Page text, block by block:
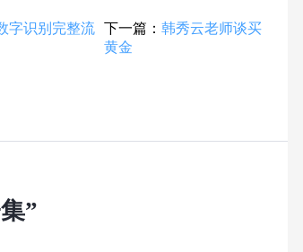
字识别完整流 下一篇：韩秀云老师谈买
黄金
”